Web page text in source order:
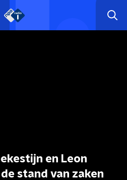
en Leon
stand van zaken